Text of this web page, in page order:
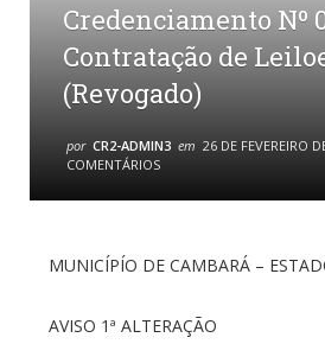
Credenciamento Nº
Contratação de
(Revogado)
por CR2-ADMIN3 em 26 DE FEVEREIRO
COMENTÁRIOS
MUNICÍPÍO DE CAMBARÁ –
AVISO 1ª ALTERAÇÃO